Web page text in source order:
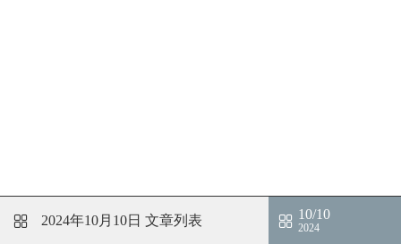
2024年10月10日 文章列表 10/10
2024